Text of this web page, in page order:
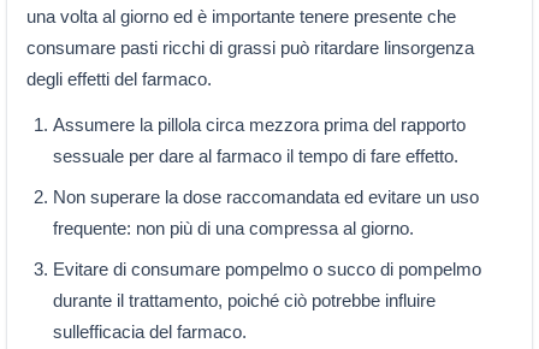
una volta al giorno ed è importante tenere presente che
consumare pasti ricchi di grassi può ritardare linsorgenza
degli effetti del farmaco.
Assumere la pillola circa mezzora prima del rapporto
sessuale per dare al farmaco il tempo di fare effetto.
Non superare la dose raccomandata ed evitare un uso
frequente: non più di una compressa al giorno.
Evitare di consumare pompelmo o succo di pompelmo
durante il trattamento, poiché ciò potrebbe influire
sullefficacia del farmaco.